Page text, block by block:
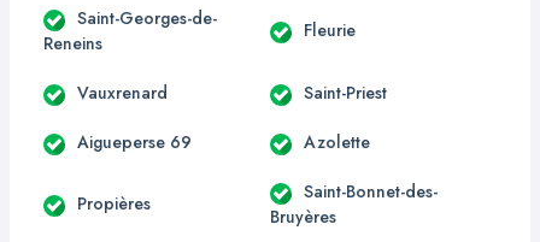
Saint-Georges-de-
Reneins
Fleurie
Vauxrenard Saint-Priest
Aigueperse 69 Azolette
Propières
Saint-Bonnet-des-
Bruyères